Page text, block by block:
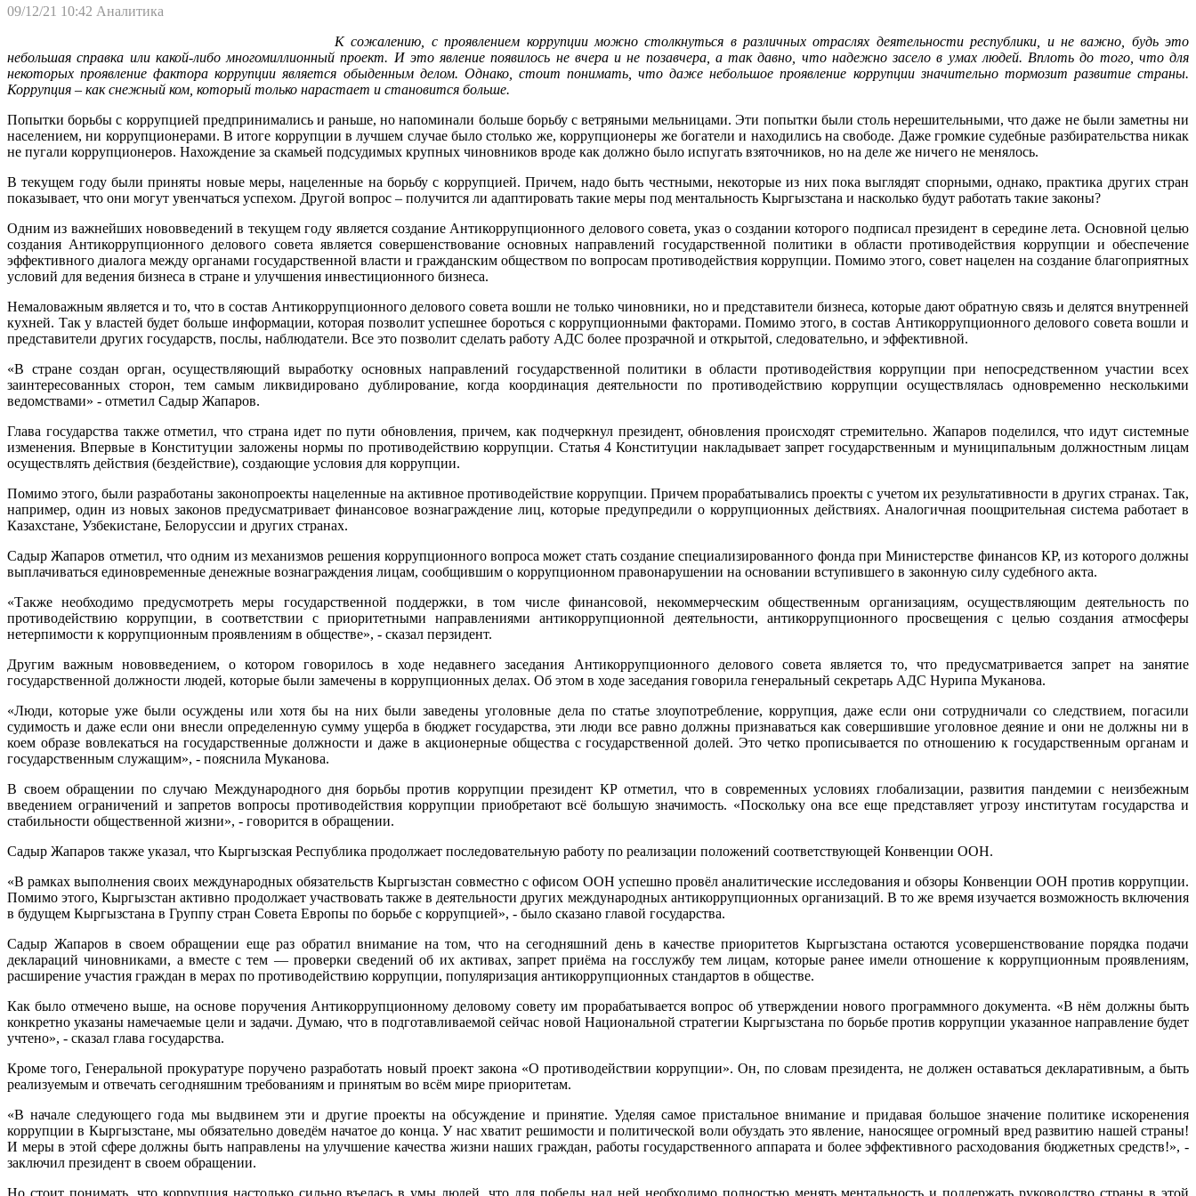
09/12/21 10:42 Аналитика
К сожалению, с проявлением коррупции можно столкнуться в различных отраслях деятельности республики, и не важно, будь это
небольшая справка или какой-либо многомиллионный проект. И это явление появилось не вчера и не позавчера, а так давно, что надежно засело в умах людей. Вплоть до того, что для
некоторых проявление фактора коррупции является обыденным делом. Однако, стоит понимать, что даже небольшое проявление коррупции значительно тормозит развитие страны.
Коррупция – как снежный ком, который только нарастает и становится больше.
Попытки борьбы с коррупцией предпринимались и раньше, но напоминали больше борьбу с ветряными мельницами. Эти попытки были столь нерешительными, что даже не были заметны ни
населением, ни коррупционерами. В итоге коррупции в лучшем случае было столько же, коррупционеры же богатели и находились на свободе. Даже громкие судебные разбирательства никак
не пугали коррупционеров. Нахождение за скамьей подсудимых крупных чиновников вроде как должно было испугать взяточников, но на деле же ничего не менялось.
В текущем году были приняты новые меры, нацеленные на борьбу с коррупцией. Причем, надо быть честными, некоторые из них пока выглядят спорными, однако, практика других стран
показывает, что они могут увенчаться успехом. Другой вопрос – получится ли адаптировать такие меры под ментальность Кыргызстана и насколько будут работать такие законы?
Одним из важнейших нововведений в текущем году является создание Антикоррупционного делового совета, указ о создании которого подписал президент в середине лета. Основной целью
создания Антикоррупционного делового совета является совершенствование основных направлений государственной политики в области противодействия коррупции и обеспечение
эффективного диалога между органами государственной власти и гражданским обществом по вопросам противодействия коррупции. Помимо этого, совет нацелен на создание благоприятных
условий для ведения бизнеса в стране и улучшения инвестиционного бизнеса.
Немаловажным является и то, что в состав Антикоррупционного делового совета вошли не только чиновники, но и представители бизнеса, которые дают обратную связь и делятся внутренней
кухней. Так у властей будет больше информации, которая позволит успешнее бороться с коррупционными факторами. Помимо этого, в состав Антикоррупционного делового совета вошли и
представители других государств, послы, наблюдатели. Все это позволит сделать работу АДС более прозрачной и открытой, следовательно, и эффективной.
«В стране создан орган, осуществляющий выработку основных направлений государственной политики в области противодействия коррупции при непосредственном участии всех
заинтересованных сторон, тем самым ликвидировано дублирование, когда координация деятельности по противодействию коррупции осуществлялась одновременно несколькими
ведомствами» - отметил Садыр Жапаров.
Глава государства также отметил, что страна идет по пути обновления, причем, как подчеркнул президент, обновления происходят стремительно. Жапаров поделился, что идут системные
изменения. Впервые в Конституции заложены нормы по противодействию коррупции. Статья 4 Конституции накладывает запрет государственным и муниципальным должностным лицам
осуществлять действия (бездействие), создающие условия для коррупции.
Помимо этого, были разработаны законопроекты нацеленные на активное противодействие коррупции. Причем прорабатывались проекты с учетом их результативности в других странах. Так,
например, один из новых законов предусматривает финансовое вознаграждение лиц, которые предупредили о коррупционных действиях. Аналогичная поощрительная система работает в
Казахстане, Узбекистане, Белоруссии и других странах.
Садыр Жапаров отметил, что одним из механизмов решения коррупционного вопроса может стать создание специализированного фонда при Министерстве финансов КР, из которого должны
выплачиваться единовременные денежные вознаграждения лицам, сообщившим о коррупционном правонарушении на основании вступившего в законную силу судебного акта.
«Также необходимо предусмотреть меры государственной поддержки, в том числе финансовой, некоммерческим общественным организациям, осуществляющим деятельность по
противодействию коррупции, в соответствии с приоритетными направлениями антикоррупционной деятельности, антикоррупционного просвещения с целью создания атмосферы
нетерпимости к коррупционным проявлениям в обществе», - сказал перзидент.
Другим важным нововведением, о котором говорилось в ходе недавнего заседания Антикоррупционного делового совета является то, что предусматривается запрет на занятие
государственной должности людей, которые были замечены в коррупционных делах. Об этом в ходе заседания говорила генеральный секретарь АДС Нурипа Муканова.
«Люди, которые уже были осуждены или хотя бы на них были заведены уголовные дела по статье злоупотребление, коррупция, даже если они сотрудничали со следствием, погасили
судимость и даже если они внесли определенную сумму ущерба в бюджет государства, эти люди все равно должны признаваться как совершившие уголовное деяние и они не должны ни в
коем образе вовлекаться на государственные должности и даже в акционерные общества с государственной долей. Это четко прописывается по отношению к государственным органам и
государственным служащим», - пояснила Муканова.
В своем обращении по случаю Международного дня борьбы против коррупции президент КР отметил, что в современных условиях глобализации, развития пандемии с неизбежным
введением ограничений и запретов вопросы противодействия коррупции приобретают всё большую значимость. «Поскольку она все еще представляет угрозу институтам государства и
стабильности общественной жизни», - говорится в обращении.
Садыр Жапаров также указал, что Кыргызская Республика продолжает последовательную работу по реализации положений соответствующей Конвенции ООН.
«В рамках выполнения своих международных обязательств Кыргызстан совместно с офисом ООН успешно провёл аналитические исследования и обзоры Конвенции ООН против коррупции.
Помимо этого, Кыргызстан активно продолжает участвовать также в деятельности других международных антикоррупционных организаций. В то же время изучается возможность включения
в будущем Кыргызстана в Группу стран Совета Европы по борьбе с коррупцией», - было сказано главой государства.
Садыр Жапаров в своем обращении еще раз обратил внимание на том, что на сегодняшний день в качестве приоритетов Кыргызстана остаются усовершенствование порядка подачи
деклараций чиновниками, а вместе с тем — проверки сведений об их активах, запрет приёма на госслужбу тем лицам, которые ранее имели отношение к коррупционным проявлениям,
расширение участия граждан в мерах по противодействию коррупции, популяризация антикоррупционных стандартов в обществе.
Как было отмечено выше, на основе поручения Антикоррупционному деловому совету им прорабатывается вопрос об утверждении нового программного документа. «В нём должны быть
конкретно указаны намечаемые цели и задачи. Думаю, что в подготавливаемой сейчас новой Национальной стратегии Кыргызстана по борьбе против коррупции указанное направление будет
учтено», - сказал глава государства.
Кроме того, Генеральной прокуратуре поручено разработать новый проект закона «О противодействии коррупции». Он, по словам президента, не должен оставаться декларативным, а быть
реализуемым и отвечать сегодняшним требованиям и принятым во всём мире приоритетам.
«В начале следующего года мы выдвинем эти и другие проекты на обсуждение и принятие. Уделяя самое пристальное внимание и придавая большое значение политике искоренения
коррупции в Кыргызстане, мы обязательно доведём начатое до конца. У нас хватит решимости и политической воли обуздать это явление, наносящее огромный вред развитию нашей страны!
И меры в этой сфере должны быть направлены на улучшение качества жизни наших граждан, работы государственного аппарата и более эффективного расходования бюджетных средств!», -
заключил президент в своем обращении.
Но стоит понимать, что коррупция настолько сильно въелась в умы людей, что для победы над ней необходимо полностью менять ментальность и поддержать руководство страны в этой